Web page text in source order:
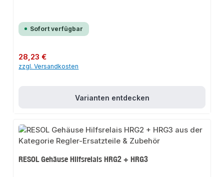
Sofort verfügbar
Regulärer Preis:
28,23 €
zzgl. Versandkosten
Varianten entdecken
RESOL Gehäuse Hilfsrelais HRG2 + HRG3